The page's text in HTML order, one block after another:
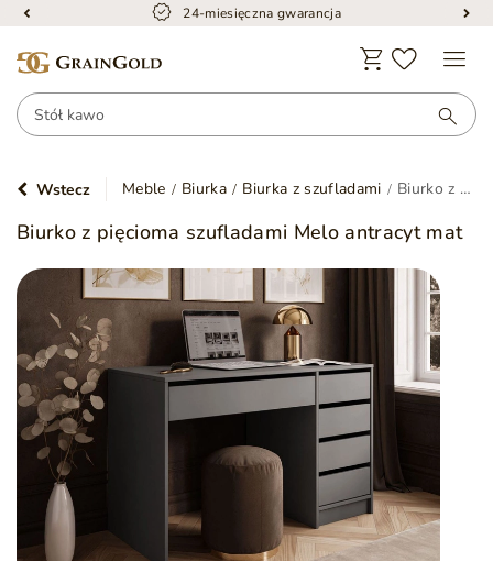
Bezpieczna dostawa
Wstecz Meble Biurka Biurka z szufladami Biurko z pięcioma szufladami Melo antracyt mat
Biurko z pięcioma szufladami Melo antracyt mat